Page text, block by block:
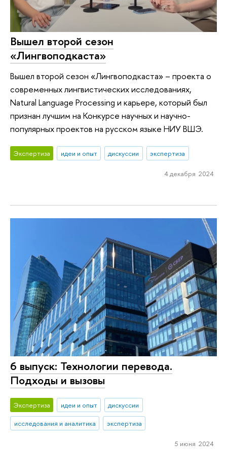
Вышел второй сезон
«Лингвоподкаста»
Вышел второй сезон «Лингвоподкаста» – проекта о
современных лингвистических исследованиях,
Natural Language Processing и карьере, который был
признан лучшим на Конкурсе научных и научно-
популярных проектов на русском языке НИУ ВШЭ.
Экспертиза идеи и опыт дискуссии экспертиза
4 декабря 2024
6 выпуск: Технологии перевода.
Подходы и вызовы
Экспертиза идеи и опыт
дискуссии
исследования и аналитика
экспертиза
5 июня 2024